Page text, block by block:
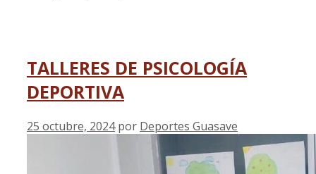
TALLERES DE PSICOLOGÍA
DEPORTIVA
25 octubre, 2024 por Deportes Guasave